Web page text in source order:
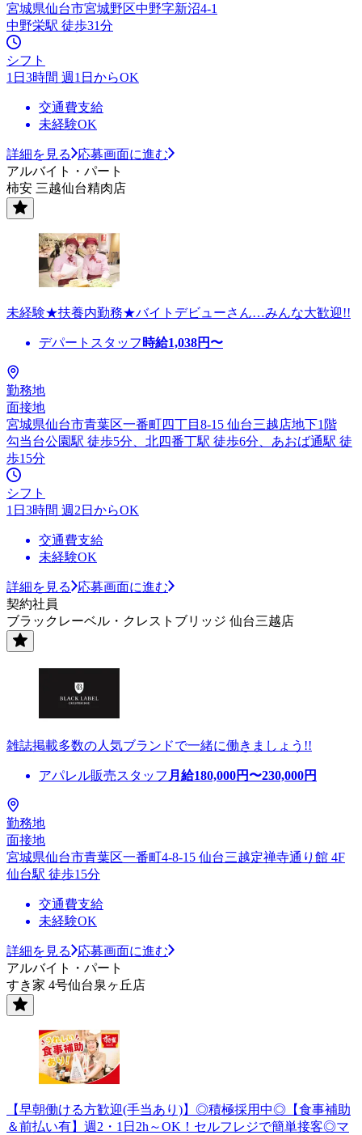
宮城県仙台市宮城野区中野字新沼4-1
中野栄駅 徒歩31分
シフト
1日3時間 週1日からOK
交通費支給
未経験OK
詳細を見る
応募画面に進む
アルバイト・パート
柿安 三越仙台精肉店
未経験★扶養内勤務★バイトデビューさん…みんな大歓迎!!
デパートスタッフ 時給1,038円〜
勤務地
面接地
宮城県仙台市青葉区一番町四丁目8-15 仙台三越店地下1階
勾当台公園駅 徒歩5分、北四番丁駅 徒歩6分、あおば通駅 徒
歩15分
シフト
1日3時間 週2日からOK
交通費支給
未経験OK
詳細を見る
応募画面に進む
契約社員
ブラックレーベル・クレストブリッジ 仙台三越店
雑誌掲載多数の人気ブランドで一緒に働きましょう!!
アパレル販売スタッフ 月給180,000円〜230,000円
勤務地
面接地
宮城県仙台市青葉区一番町4-8-15 仙台三越定禅寺通り館 4F
仙台駅 徒歩15分
交通費支給
未経験OK
詳細を見る
応募画面に進む
アルバイト・パート
すき家 4号仙台泉ヶ丘店
【早朝働ける方歓迎(手当あり)】◎積極採用中◎【食事補助
＆前払い有】週2・1日2h～OK！セルフレジで簡単接客◎マ